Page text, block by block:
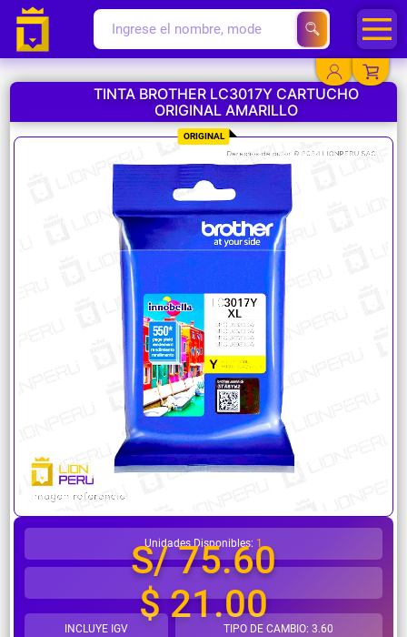
YA EXISTO
SOY NUEVO
¿Necesitas ayuda?
TINTA BROTHER LC3017Y CARTUCHO
ORIGINAL AMARILLO
ORIGINAL
Unidades Disponibles: 1
S/ 75.60
$ 21.00
INCLUYE IGV TIPO DE CAMBIO: 3.60